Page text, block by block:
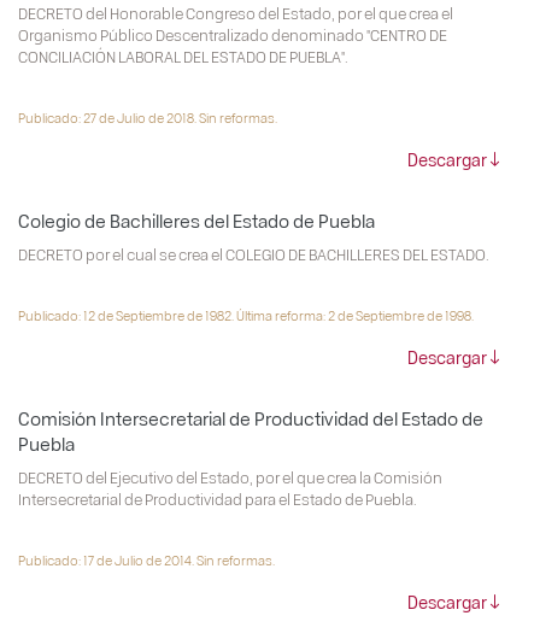
DECRETO del Honorable Congreso del Estado, por el que crea el
Organismo Público Descentralizado denominado "CENTRO DE
CONCILIACIÓN LABORAL DEL ESTADO DE PUEBLA".
Publicado: 27 de Julio de 2018. Sin reformas.
Descargar
Colegio de Bachilleres del Estado de Puebla
DECRETO por el cual se crea el COLEGIO DE BACHILLERES DEL ESTADO.
Publicado: 12 de Septiembre de 1982. Última reforma: 2 de Septiembre de 1998.
Descargar
Comisión Intersecretarial de Productividad del Estado de
Puebla
DECRETO del Ejecutivo del Estado, por el que crea la Comisión
Intersecretarial de Productividad para el Estado de Puebla.
Publicado: 17 de Julio de 2014. Sin reformas.
Descargar